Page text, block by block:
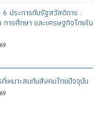
ประการกับรัฐสวัสดิการ :
การศึกษา และเศรษฐกิจไทยใน
เหมาะสมกับสังคมไทยปัจจุบัน